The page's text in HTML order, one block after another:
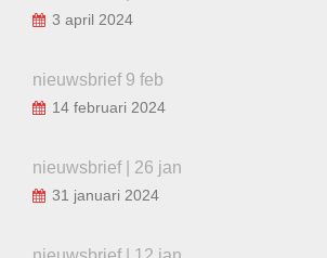
3 april 2024
nieuwsbrief 9 feb
14 februari 2024
nieuwsbrief | 26 jan
31 januari 2024